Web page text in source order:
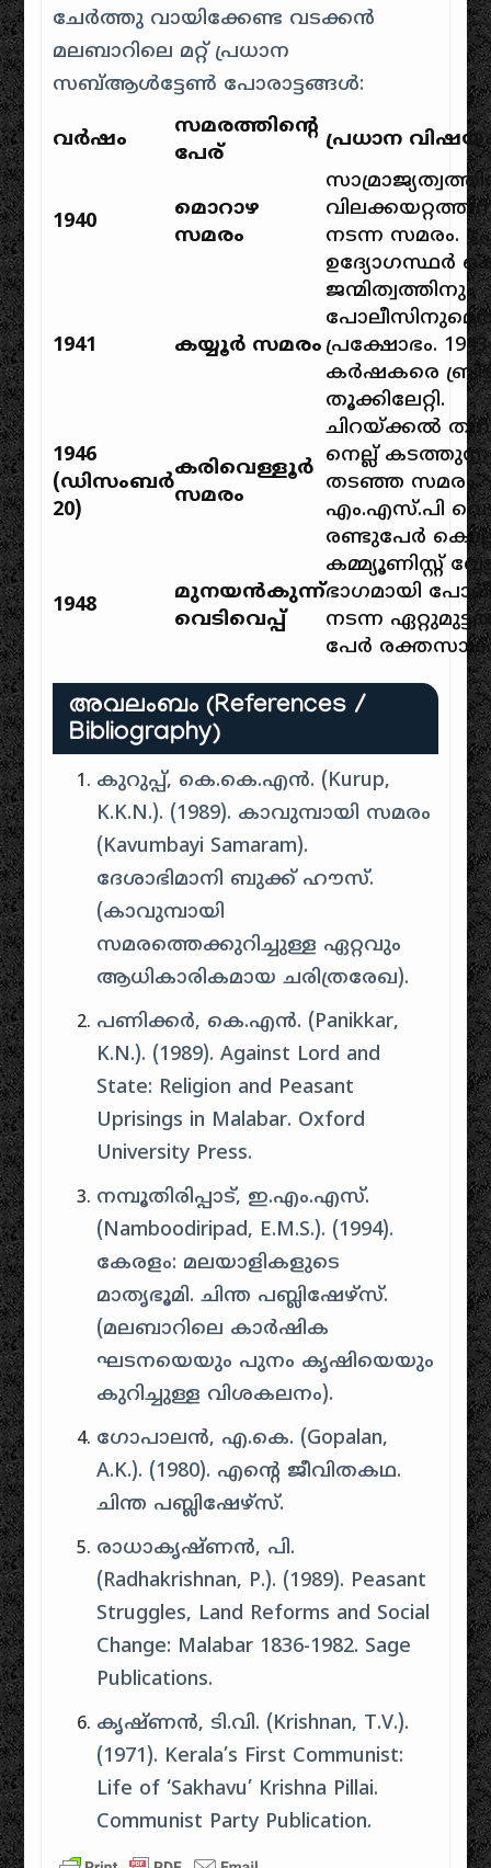
ചേർത്തു വായിക്കേണ്ട വടക്കൻ
മലബാറിലെ മറ്റ് പ്രധാന
സബ്ആൾട്ടേൺ പോരാട്ടങ്ങൾ:
വർഷം
സമരത്തിന്റെ
പേര്
പ്രധാന
1940
മൊറാഴ
സമരം
നടന്ന സമരം.
ഉദ്യോഗസ്ഥർ
1941 കയ്യൂർ സമരം
ജന്മിത്വത്തിനും
പ്രക്ഷോഭം.
കർഷകരെ
തൂക്കിലേറ്റി.
1946
(ഡിസംബർ
20)
കരിവെള്ളൂർ
സമരം
ചിറയ്ക്കൽ
നെല്ല്
തടഞ്ഞ സമരം.
എം.എസ്.പി
രണ്ടുപേർ
1948
മുനയൻകുന്ന്
വെടിവെപ്പ്
കമ്മ്യൂണിസ്റ്റ്
ഭാഗമായി
നടന്ന
പേർ
അവലംബം (References /
Bibliography)
കുറുപ്പ്, കെ.കെ.എൻ. (Kurup,
K.K.N.). (1989). കാവുമ്പായി സമരം
(Kavumbayi Samaram).
ദേശാഭിമാനി ബുക്ക് ഹൗസ്.
(കാവുമ്പായി
സമരത്തെക്കുറിച്ചുള്ള ഏറ്റവും
ആധികാരികമായ ചരിത്രരേഖ).
പണിക്കർ, കെ.എൻ. (Panikkar,
K.N.). (1989).Against Lord and
State: Religion and Peasant
Uprisings in Malabar. Oxford
University Press.
നമ്പൂതിരിപ്പാട്, ഇ.എം.എസ്.
(Namboodiripad, E.M.S.). (1994).
കേരളം: മലയാളികളുടെ
മാതൃഭൂമി. ചിന്ത പബ്ലിഷേഴ്സ്.
(മലബാറിലെ കാർഷിക
ഘടനയെയും പുനം കൃഷിയെയും
കുറിച്ചുള്ള വിശകലനം).
ഗോപാലൻ, എ.കെ. (Gopalan,
A.K.). (1980). എന്റെ ജീവിതകഥ.
ചിന്ത പബ്ലിഷേഴ്സ്.
രാധാകൃഷ്ണൻ, പി.
(Radhakrishnan, P.). (1989). Peasant
Struggles, Land Reforms and Social
Change: Malabar 1836-1982. Sage
Publications.
കൃഷ്ണൻ, ടി.വി. (Krishnan, T.V.).
(1971). Kerala’s First Communist:
Life of ‘Sakhavu’ Krishna Pillai.
Communist Party Publication.